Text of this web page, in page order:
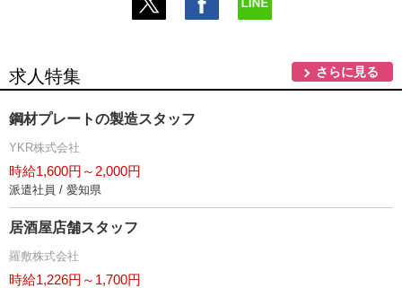
求人特集 さらに見る
鋼材プレートの製造スタッフ
YKR株式会社
時給1,600円～2,000円
派遣社員 / 愛知県
居酒屋店舗スタッフ
羅敷株式会社
時給1,226円～1,700円